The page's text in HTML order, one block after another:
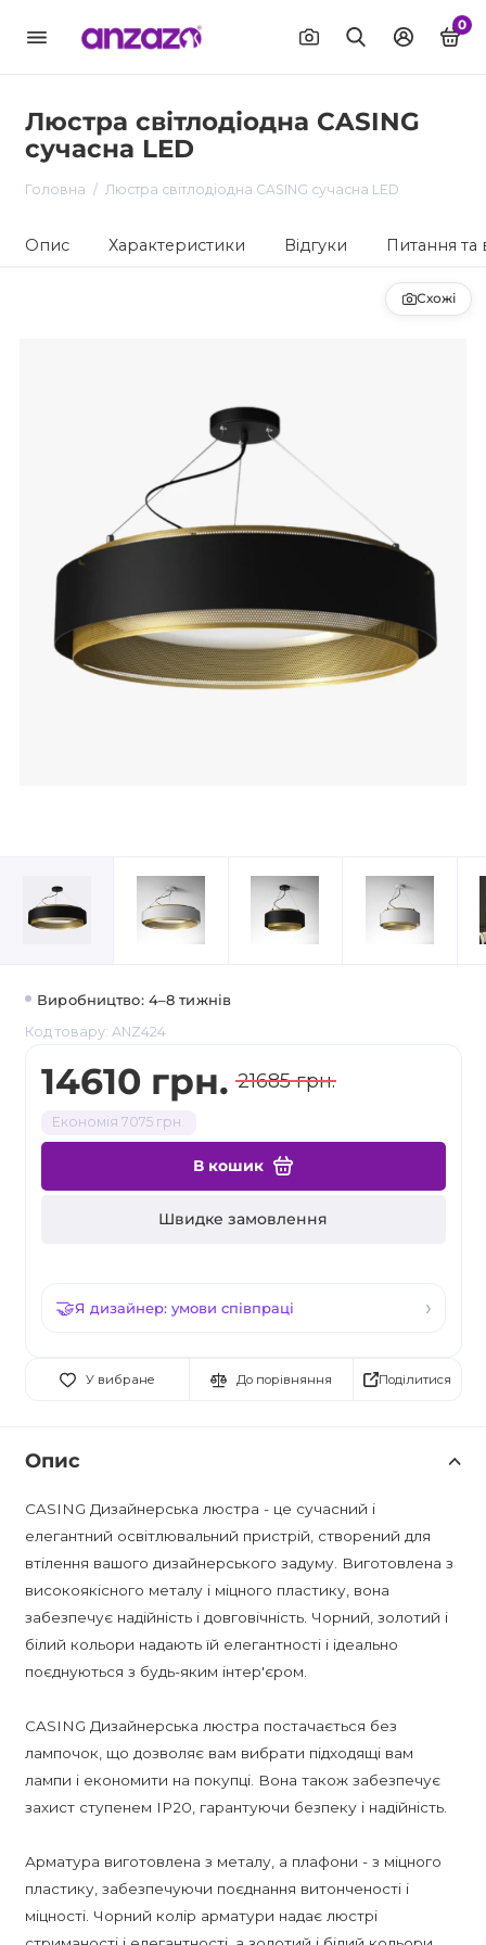
0
Люстра світлодіодна CASING
сучасна LED
Головна Люстра світлодіодна CASING сучасна LED
Опис Характеристики Відгуки Питання та
Схожі
Виробництво: 4–8 тижнів
Код товару: ANZ424
14610 грн. 21685 грн.
Економія 7075 грн.
В кошик
Швидке замовлення
Я дизайнер: умови співпраці
У вибране До порівняння Поділитися
Опис
CASING Дизайнерська люстра - це сучасний і
елегантний освітлювальний пристрій, створений для
втілення вашого дизайнерського задуму. Виготовлена з
високоякісного металу і міцного пластику, вона
забезпечує надійність і довговічність. Чорний, золотий і
білий кольори надають їй елегантності і ідеально
поєднуються з будь-яким інтер'єром.
CASING Дизайнерська люстра постачається без
лампочок, що дозволяє вам вибрати підходящі вам
лампи і економити на покупці. Вона також забезпечує
захист ступенем IP20, гарантуючи безпеку і надійність.
Арматура виготовлена з металу, а плафони - з міцного
пластику, забезпечуючи поєднання витонченості і
міцності. Чорний колір арматури надає люстрі